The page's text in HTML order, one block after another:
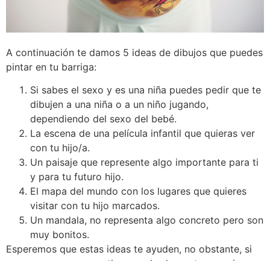
A continuación te damos 5 ideas de dibujos que puedes
pintar en tu barriga:
Si sabes el sexo y es una niña puedes pedir que te
dibujen a una niña o a un niño jugando,
dependiendo del sexo del bebé.
La escena de una película infantil que quieras ver
con tu hijo/a.
Un paisaje que represente algo importante para ti
y para tu futuro hijo.
El mapa del mundo con los lugares que quieres
visitar con tu hijo marcados.
Un mandala, no representa algo concreto pero son
muy bonitos.
Esperemos que estas ideas te ayuden, no obstante, si